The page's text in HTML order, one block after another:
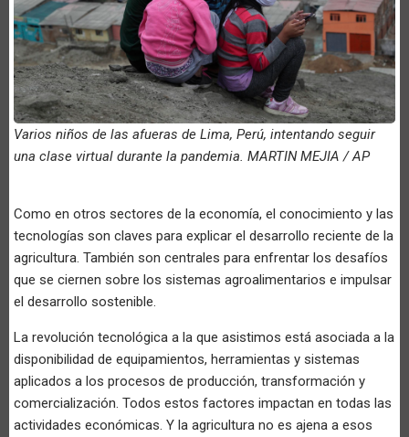
Varios niños de las afueras de Lima, Perú, intentando seguir
una clase virtual durante la pandemia. MARTIN MEJIA / AP
Como en otros sectores de la economía, el conocimiento y las
tecnologías son claves para explicar el desarrollo reciente de la
agricultura. También son centrales para enfrentar los desafíos
que se ciernen sobre los sistemas agroalimentarios e impulsar
el desarrollo sostenible.
La revolución tecnológica a la que asistimos está asociada a la
disponibilidad de equipamientos, herramientas y sistemas
aplicados a los procesos de producción, transformación y
comercialización. Todos estos factores impactan en todas las
actividades económicas. Y la agricultura no es ajena a esos